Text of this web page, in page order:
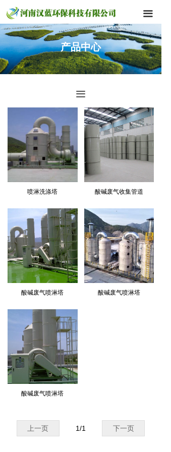
끀
끀
喷淋洗涤塔 酸碱废气收集管道
酸碱废气喷淋塔 酸碱废气喷淋塔
酸碱废气喷淋塔
上一页 下一页
1/1
产品中心